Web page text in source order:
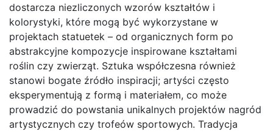
dostarcza niezliczonych wzorów kształtów i
kolorystyki, które mogą być wykorzystane w
projektach statuetek – od organicznych form po
abstrakcyjne kompozycje inspirowane kształtami
roślin czy zwierząt. Sztuka współczesna również
stanowi bogate źródło inspiracji; artyści często
eksperymentują z formą i materiałem, co może
prowadzić do powstania unikalnych projektów nagród
artystycznych czy trofeów sportowych. Tradycja